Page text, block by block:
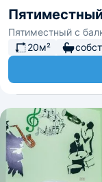
Пятиместный
Пятиместный с
20м²